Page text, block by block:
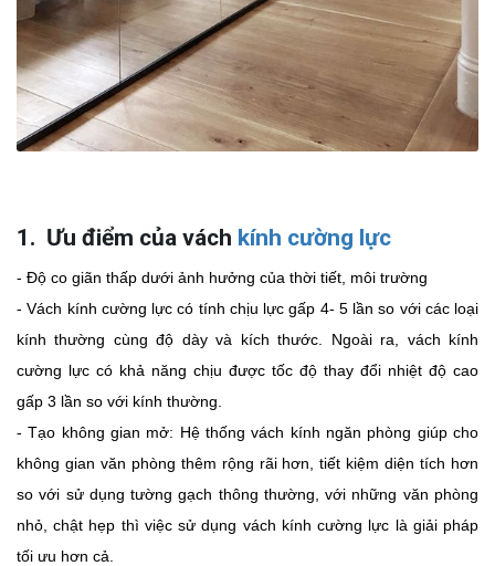
1. Ưu điểm của vách kính cường lực
- Độ co giãn thấp dưới ảnh hưởng của thời tiết, môi trường
- Vách kính cường lực có tính chịu lực gấp 4- 5 lần so với các loại
kính thường cùng độ dày và kích thước. Ngoài ra, vách kính
cường lực có khả năng chịu được tốc độ thay đổi nhiệt độ cao
gấp 3 lần so với kính thường.
- Tạo không gian mở: Hệ thống vách kính ngăn phòng giúp cho
không gian văn phòng thêm rộng rãi hơn, tiết kiệm diện tích hơn
so với sử dụng tường gạch thông thường, với những văn phòng
nhỏ, chật hẹp thì việc sử dụng vách kính cường lực là giải pháp
tối ưu hơn cả.